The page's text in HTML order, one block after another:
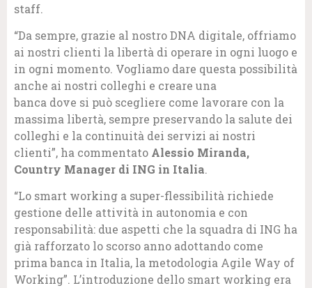
staff.
“Da sempre, grazie al nostro DNA digitale, offriamo
ai nostri clienti la libertà di operare in ogni luogo e
in ogni momento. Vogliamo dare questa possibilità
anche ai nostri colleghi e creare una
banca dove si può scegliere come lavorare con la
massima libertà, sempre preservando la salute dei
colleghi e la continuità dei servizi ai nostri
clienti”, ha commentato Alessio Miranda,
Country Manager di ING in Italia.
“Lo smart working a super-flessibilità richiede
gestione delle attività in autonomia e con
responsabilità: due aspetti che la squadra di ING ha
già rafforzato lo scorso anno adottando come
prima banca in Italia, la metodologia Agile Way of
Working”. L’introduzione dello smart working era